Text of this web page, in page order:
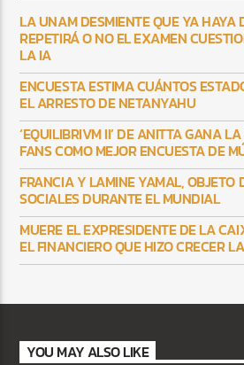
LA UNAM DESMIENTE QUE YA HAYA
REPETIRÁ O NO EL EXAMEN
LA IA
ENCUESTA ESTIMA CUÁNTOS
EL ARRESTO DE NETANYAHU
‘EQUILIBRIVM II’ DE ANITTA GANA
FANS COMO MEJOR ENCUESTA DE
FRANCIA Y LAMINE YAMAL, OBJETO
SOCIALES DURANTE EL MUNDIAL
MUERE EL EXPRESIDENTE DE LA
EL FINANCIERO QUE HIZO CRECER
YOU MAY ALSO LIKE